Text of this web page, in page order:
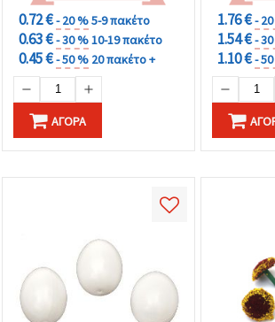
0.72 €- 20 %5-9 πακέτο
0.63 €- 30 %10-19 πακέτο
0.45 €- 50 % 20 πακέτο +
ΑΓΟΡΆ
1.76 €-
1.54 €-
1.10 €-